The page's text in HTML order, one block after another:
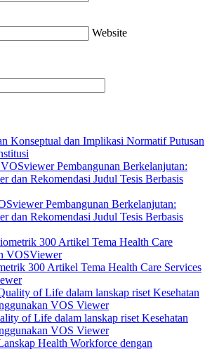
Website
Konseptual dan Implikasi Normatif Putusan
Pembangunan Berkelanjutan:
dan Rekomendasi Judul Tesis Berbasis
300 Artikel Tema Health Care Services
of Life dalam lanskap riset Kesehatan
VOS Viewer